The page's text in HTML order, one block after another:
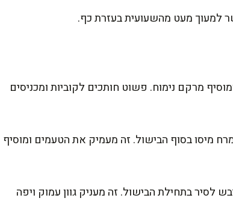
למעוך מעט מהשעועית בעזרת כף.
מרקם נימוח. פשוט חותכים לקוביות ומכניסים
מיסו בסוף הבישול. זה מעמיק את הטעמים ומוסיף
בתחילת הבישול. זה מעניק גוון עמוק ויפה